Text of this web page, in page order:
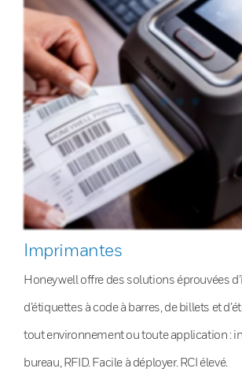
Imprimantes
Honeywell offre des solutions éprouvées
d’étiquettes à code à barres, de billets et
tout environnement ou toute application :
bureau, RFID. Facile à déployer. RCI élevé.